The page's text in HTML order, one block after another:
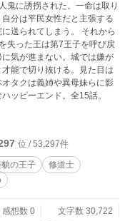
鬼に誘拐された。一命は取り
分は平民女性だと主張する
送られてしまう。 それから
失った王は第7王子を呼び戻
気が進まない。城では嫌が
能で切り抜ける。見た目は
タクは義姉や異母妹らに影
ッピーエンド。全15話。
位 / 53,297件
の王子
修道士
感想数 0
文字数 30,722